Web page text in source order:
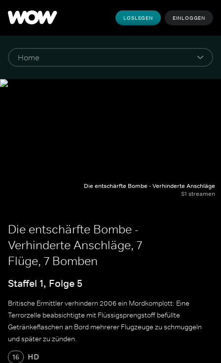
LOSLEGEN EINLOGGEN
Die entschärfte Bombe - Verhinderte Anschläge
S1 streamen
Die entschärfte Bombe -
Verhinderte Anschläge, 7
Flüge, 7 Bomben
Staffel 1, Folge 5
Britische Ermittler verhindern 2006 ein Mordkomplott: Eine
Terrorzelle beabsichtigte mit Flüssigsprengstoff befüllte
Getränkeflaschen an Bord mehrerer Flugzeuge zu schmuggeln
und später zu zünden.
16 HD